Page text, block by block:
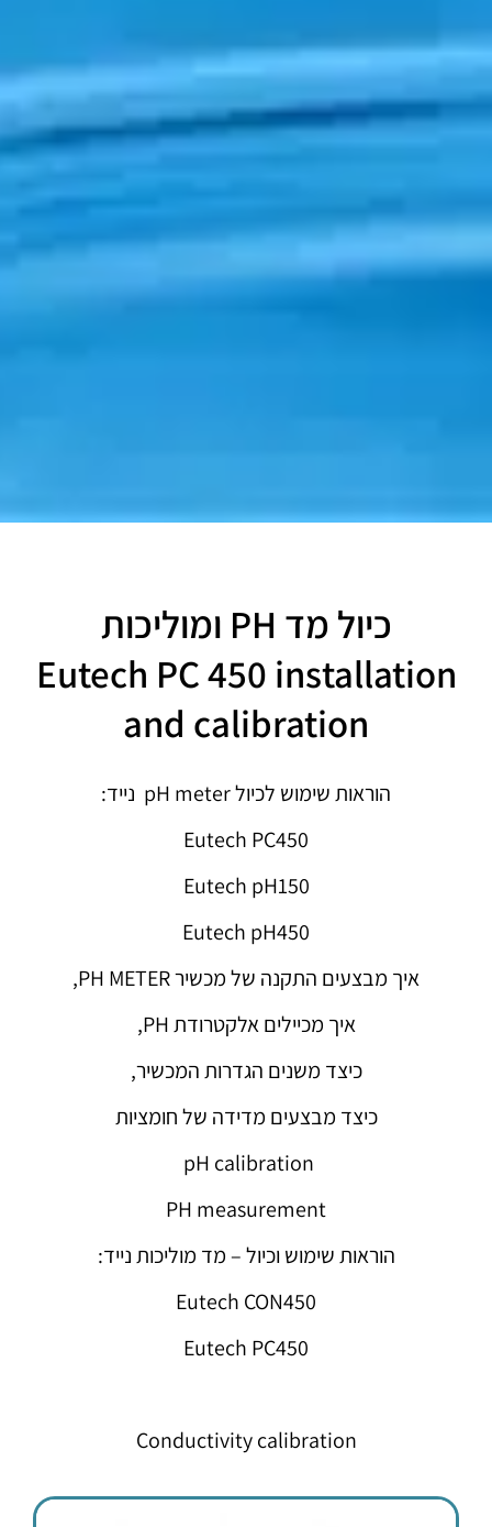
כיול מד PH ומוליכות
Eutech PC 450 installation
and calibration
הוראות שימוש לכיול pH meter נייד:
Eutech PC450
Eutech pH150
Eutech pH450
איך מבצעים התקנה של מכשיר PH METER,
איך מכיילים אלקטרודת PH,
כיצד משנים הגדרות המכשיר,
כיצד מבצעים מדידה של חומציות
pH calibration
PH measurement
הוראות שימוש וכיול – מד מוליכות נייד:
Eutech CON450
Eutech PC450
Conductivity calibration